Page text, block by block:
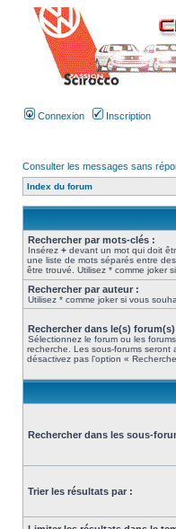
Connexion Inscription
Consulter les messages sans
Index du forum
Rechercher par mots-clés :
Insérez + devant un mot qui doit
une liste de mots séparés entre
être trouvé. Utilisez * comme joker
Rechercher par auteur :
Utilisez * comme joker si vous
Rechercher dans le(s) forum(s)
Sélectionnez le forum ou les
recherche. Les sous-forums seront
désactivez pas l’option «
Rechercher dans les sous-
Trier les résultats par :